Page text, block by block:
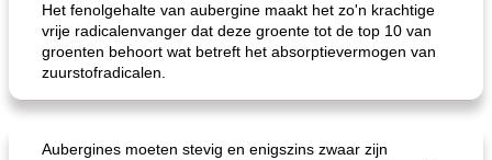
loco mokka havermout rustieke dorpspizza
Het fenolgehalte van aubergine maakt het zo'n krachtige
vrije radicalenvanger dat deze groente tot de top 10 van
groenten behoort wat betreft het absorptievermogen van
zuurstofradicalen.
Aubergines moeten stevig en enigszins zwaar zijn